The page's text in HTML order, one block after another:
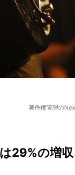
著作権管理の
29%の増